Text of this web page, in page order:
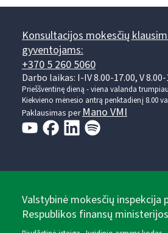
Konsultacijos mokesčių
gyventojams:
+370 5 260 5060
Darbo laikas: I-IV 8.00-17.00, V 8.00-
Prieššventinę dieną - viena valanda
Kiekvieno mėnesio antrą penktadienį 8.00
Paklausimas perMano VMI
Valstybinė mokesčių inspekcija
Respublikos finansų ministerijos